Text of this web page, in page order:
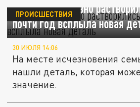
Усольцевы словно
почти год всплыла новая
ПРОИСШЕСТВИЯ
30 ИЮЛЯ 14:06
На месте исчезновения
нашли деталь, которая
значение.